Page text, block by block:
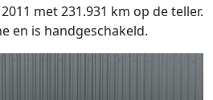
met 231.931 km op de teller.
en is handgeschakeld.